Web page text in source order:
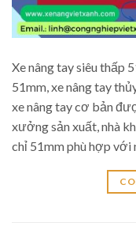
Xe nâng tay siêu thấp
51mm, xe nâng tay
xe nâng tay cơ bản
xưởng sản xuất, nhà
chỉ 51mm phù hợp với